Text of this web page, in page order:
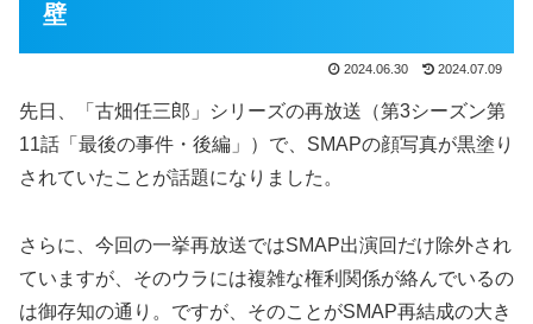
壁
2024.06.30 2024.07.09
先日、「古畑任三郎」シリーズの再放送（第3シーズン第
11話「最後の事件・後編」）で、SMAPの顔写真が黒塗り
されていたことが話題になりました。
さらに、今回の一挙再放送ではSMAP出演回だけ除外され
ていますが、そのウラには複雑な権利関係が絡んでいるの
は御存知の通り。ですが、そのことがSMAP再結成の大き